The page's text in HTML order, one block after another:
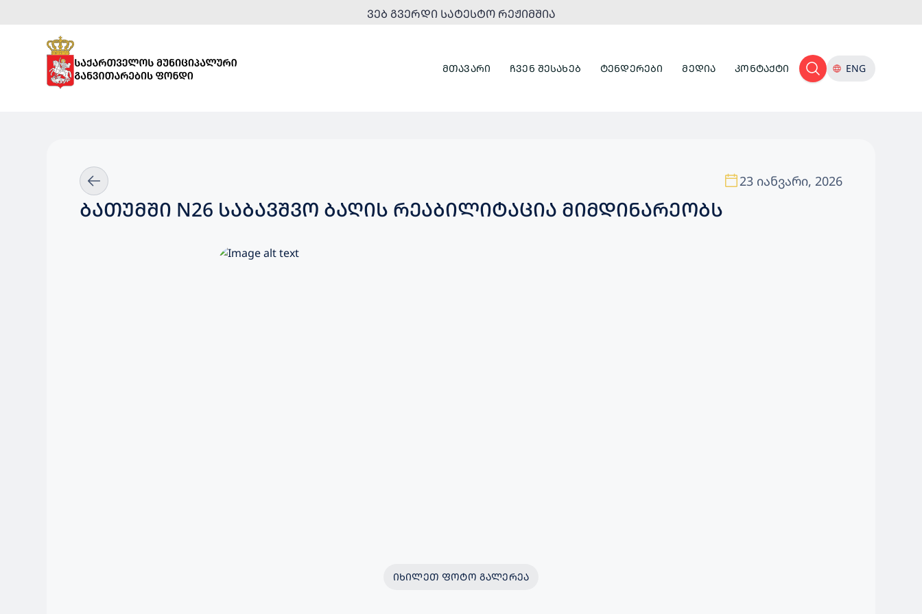
ᲕᲔᲑ ᲒᲕᲔᲠᲓᲘ ᲡᲐᲢᲔᲡᲢᲝ ᲠᲔᲟᲘᲛᲨᲘᲐ
ᲛᲗᲐᲕᲐᲠᲘ ᲩᲕᲔᲜ ᲨᲔᲡᲐᲮᲔᲑ ᲢᲔᲜᲓᲔᲠᲔᲑᲘ ᲛᲔᲓᲘᲐ ᲙᲝᲜᲢᲐᲥᲢᲘ ENG
23 იანვარი, 2026
ᲑᲐᲗᲣᲛᲨᲘ N26 ᲡᲐᲑᲐᲕᲨᲕᲝ ᲑᲐᲦᲘᲡ ᲠᲔᲐᲑᲘᲚᲘᲢᲐᲪᲘᲐ ᲛᲘᲛᲓᲘᲜᲐᲠᲔᲝᲑᲡ
ᲘᲮᲘᲚᲔᲗ ᲤᲝᲢᲝ ᲒᲐᲚᲔᲠᲔᲐ